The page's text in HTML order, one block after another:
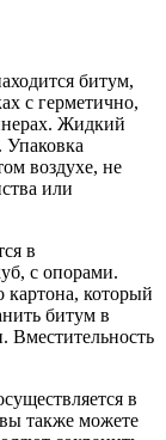
битум,
с герметично,
Жидкий
Упаковка
воздухе, не
или
в
с опорами.
который
битум в
Вместительность
в
также можете